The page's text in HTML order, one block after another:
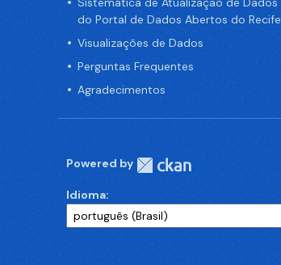
do Portal de Dados Abertos do Recife
Visualizações de Dados
Perguntas Frequentes
Agradecimentos
Powered by
Idioma